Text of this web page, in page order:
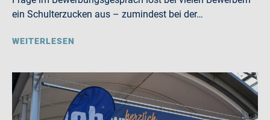
ein Schulterzucken aus – zumindest bei der…
WEITERLESEN